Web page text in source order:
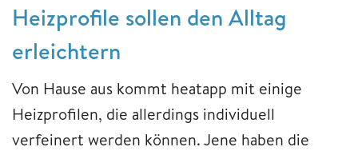
Heizprofile sollen den Alltag
erleichtern
Von Hause aus kommt heatapp mit einige
Heizprofilen, die allerdings individuell
verfeinert werden können. Jene haben die